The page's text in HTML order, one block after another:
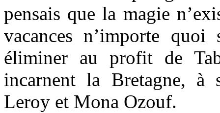
pensais que la magie
vacances n’importe
éliminer au profit de
incarnent la Bretagne,
Leroy et Mona Ozouf.